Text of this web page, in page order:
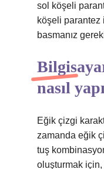
sol köşeli
köşeli parantez
basmanız
nasıl
Eğik çizgi
zamanda eğik
tuş
oluşturmak